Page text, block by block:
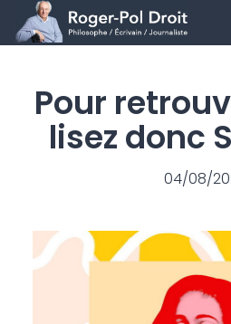
Aller
contenuPour
lisez donc
04/08/